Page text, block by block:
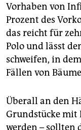
Vorhaben von
Prozent des
das reicht für
Polo und lässt
schweifen, in
Fällen von
Überall an den
Grundstücke mit
werden – sollten